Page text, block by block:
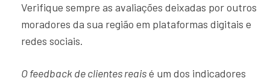
Verifique sempre as avaliações deixadas por outros
moradores da sua região em plataformas digitais e
redes sociais.
O feedback de clientes reaisé um dos indicadores